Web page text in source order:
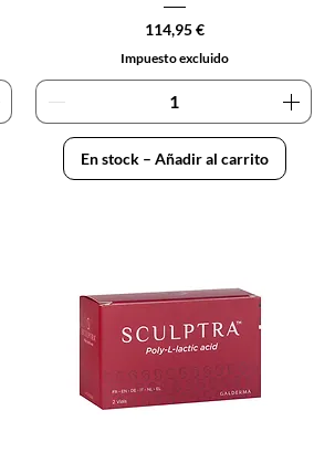
Precio
114,95 €
Impuesto excluido
En stock – Añadir al carrito